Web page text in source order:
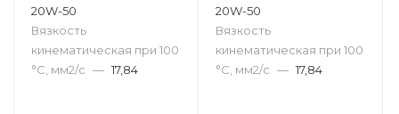
20W-50
Вязкость
кинематическая при 100
°С, мм2/с — 17,84
20W-50
Вязкость
кинематическая при 100
°С, мм2/с — 17,84